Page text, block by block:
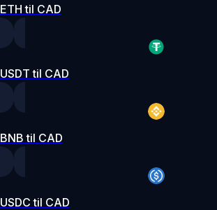
ETH til CAD
USDT til CAD
BNB til CAD
USDC til CAD